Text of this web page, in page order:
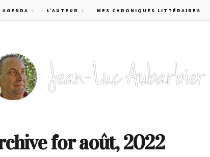
AGENDA L’AUTEUR MES CHRONIQUES LITTÉRAIRES
for août, 2022